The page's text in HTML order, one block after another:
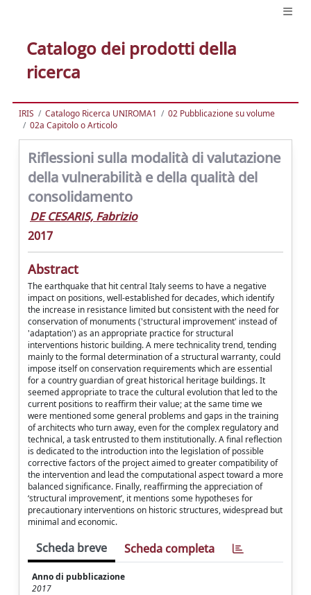
Catalogo dei prodotti della
ricerca
IRIS Catalogo Ricerca UNIROMA1
02 Pubblicazione su volume
02a Capitolo o Articolo
Riflessioni sulla modalità di valutazione
della vulnerabilità e della qualità del
consolidamento
DE CESARIS, Fabrizio
2017
Abstract
The earthquake that hit central Italy seems to have a negative
impact on positions, well-established for decades, which identify
the increase in resistance limited but consistent with the need for
conservation of monuments ('structural improvement' instead of
'adaptation') as an appropriate practice for structural
interventions historic building. A mere technicality trend, tending
mainly to the formal determination of a structural warranty, could
impose itself on conservation requirements which are essential
for a country guardian of great historical heritage buildings. It
seemed appropriate to trace the cultural evolution that led to the
current positions to reaffirm their value; at the same time we
were mentioned some general problems and gaps in the training
of architects who turn away, even for the complex regulatory and
technical, a task entrusted to them institutionally. A final reflection
is dedicated to the introduction into the legislation of possible
corrective factors of the project aimed to greater compatibility of
the intervention and lead the computational aspect toward a more
balanced significance. Finally, reaffirming the appreciation of
‘structural improvement’, it mentions some hypotheses for
precautionary interventions on historic structures, widespread but
minimal and economic.
Scheda breve Scheda completa
Anno di pubblicazione
2017